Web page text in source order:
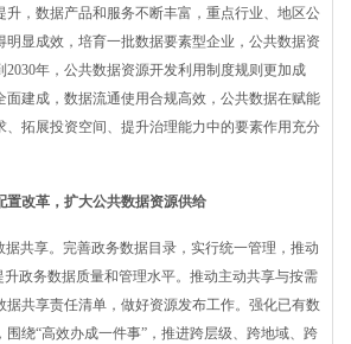
升，数据产品和服务不断丰富，重点行业、地区公
明显成效，培育一批数据要素型企业，公共数据资
2030年，公共数据资源开发利用制度规则更加成
面建成，数据流通使用合规高效，公共数据在赋能
、拓展投资空间、提升治理能力中的要素作用充分
改革，扩大公共数据资源供给
共享。完善政务数据目录，实行统一管理，推动
升政务数据质量和管理水平。推动主动共享与按需
据共享责任清单，做好资源发布工作。强化已有数
绕“高效办成一件事”，推进跨层级、跨地域、跨